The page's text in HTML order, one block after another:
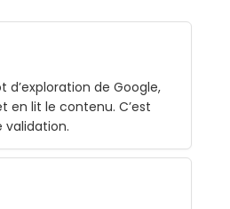
d’exploration de Google,
en lit le contenu. C’est
validation.